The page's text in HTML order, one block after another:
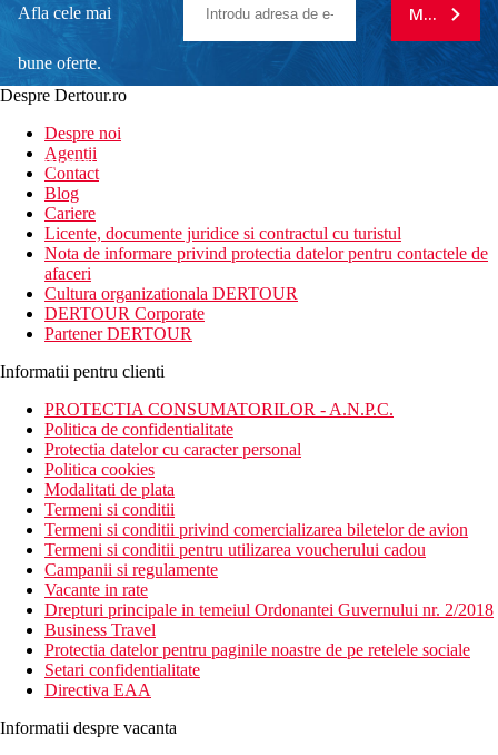
Afla cele mai
bune oferte.
newsletter!
MA
Despre Dertour.ro
Despre noi
Agentii
Contact
Blog
Cariere
Licente, documente juridice si contractul cu turistul
Nota de informare privind protectia datelor pentru contactele de
afaceri
Cultura organizationala DERTOUR
DERTOUR Corporate
Partener DERTOUR
Informatii pentru clienti
PROTECTIA CONSUMATORILOR - A.N.P.C.
Politica de confidentialitate
Protectia datelor cu caracter personal
Politica cookies
Modalitati de plata
Termeni si conditii
Termeni si conditii privind comercializarea biletelor de avion
Termeni si conditii pentru utilizarea voucherului cadou
Campanii si regulamente
Vacante in rate
Drepturi principale in temeiul Ordonantei Guvernului nr. 2/2018
Business Travel
Protectia datelor pentru paginile noastre de pe retelele sociale
Setari confidentialitate
Directiva EAA
Informatii despre vacanta